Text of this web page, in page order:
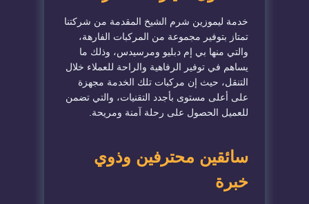
خدمة ليموزين شرم الشيخ المقدمة من شركتنا
تمتاز بتوفير مجموعة من المركبات الفارهة،
والتي منها بي إم دبليو ومرسيدس، وذلك ما
يساهم في توفير الرفاهية والراحة للعملاء خلال
التنقل، حيث إن مركبات تلك الخدمة مجهزة
على أعلى مستوى بأجدد التقنيات، والتي تضمن
للعميل الحصول على رحلة آمنة ومريحة.
سائقين محترفين وذوي
خبرة